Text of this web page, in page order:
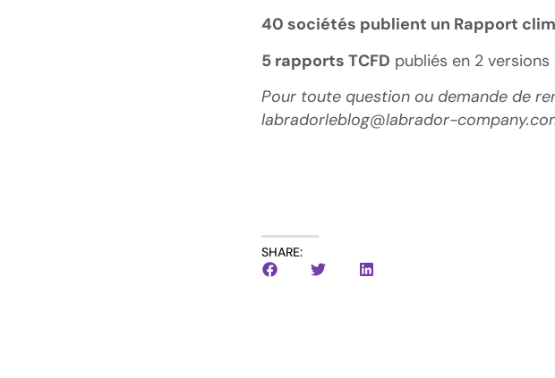
40 sociétés publient un Rapport
5 rapports TCFD publiés en 2 versions
Pour toute question ou demande de
labradorleblog@labrador-
SHARE: